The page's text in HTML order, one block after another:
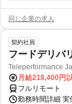
同じ企業の求人
契約社員
フードデリバ
Teleperformance
月給218,400円
フルリモート
勤務時間詳細 実